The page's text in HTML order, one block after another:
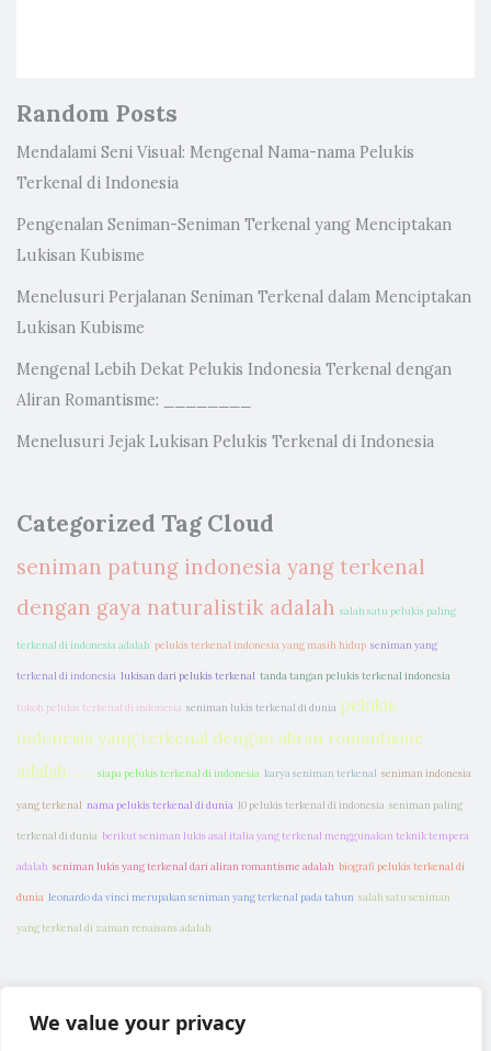
We value your privacy
Random Posts
Mendalami Seni Visual: Mengenal Nama-nama Pelukis
Terkenal di Indonesia
Pengenalan Seniman-Seniman Terkenal yang Menciptakan
Lukisan Kubisme
Menelusuri Perjalanan Seniman Terkenal dalam Menciptakan
Lukisan Kubisme
Mengenal Lebih Dekat Pelukis Indonesia Terkenal dengan
Aliran Romantisme: ________
Menelusuri Jejak Lukisan Pelukis Terkenal di Indonesia
Categorized Tag Cloud
seniman patung indonesia yang terkenal
dengan gaya naturalistik adalah salah satu pelukis paling
terkenal di indonesia adalah pelukis terkenal indonesia yang masih hidup seniman yang
terkenal di indonesia lukisan dari pelukis terkenal tanda tangan pelukis terkenal indonesia
tokoh pelukis terkenal di indonesia seniman lukis terkenal di dunia pelukis
indonesia yang terkenal dengan aliran romantisme
adalah ..... siapa pelukis terkenal di indonesia karya seniman terkenal seniman indonesia
yang terkenal nama pelukis terkenal di dunia 10 pelukis terkenal di indonesia seniman paling
terkenal di dunia berikut seniman lukis asal italia yang terkenal menggunakan teknik tempera
adalah seniman lukis yang terkenal dari aliran romantisme adalah biografi pelukis terkenal di
dunia leonardo da vinci merupakan seniman yang terkenal pada tahun salah satu seniman
yang terkenal di zaman renaisans adalah